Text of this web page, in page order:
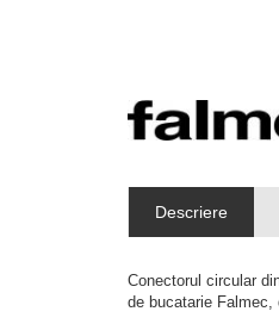
Descriere
Conectorul circular
de bucatarie